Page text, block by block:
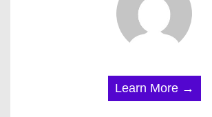
Learn More →